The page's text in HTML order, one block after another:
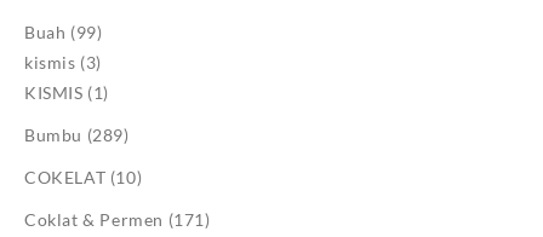
Buah (99)
kismis (3)
KISMIS (1)
Bumbu (289)
COKELAT (10)
Coklat & Permen (171)